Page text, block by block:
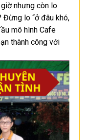
nhưng còn lo
lo “ở đâu khó,
mô hình Cafe
thành công với